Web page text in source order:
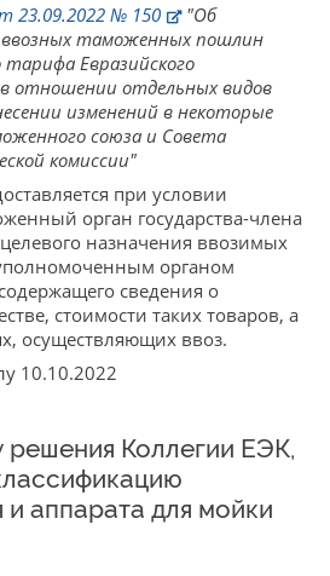
23.09.2022 № 150
"Об
таможенных пошлин
Евразийского
в отношении отдельных видов
изменений в некоторые
союза и Совета
комиссии"
при условии
орган государства-члена
назначения ввозимых
органом
сведения о
стоимости таких товаров, а
осуществляющих ввоз.
10.10.2022
решения Коллегии ЕЭК,
и аппарата для мойки